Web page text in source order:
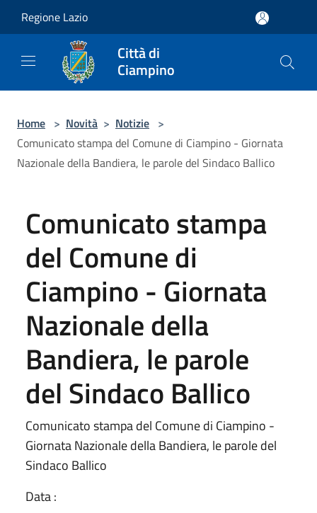
Regione Lazio
Città di
Ciampino
Home > Novità > Notizie >
Comunicato stampa del Comune di Ciampino - Giornata
Nazionale della Bandiera, le parole del Sindaco Ballico
Comunicato stampa
del Comune di
Ciampino - Giornata
Nazionale della
Bandiera, le parole
del Sindaco Ballico
Comunicato stampa del Comune di Ciampino -
Giornata Nazionale della Bandiera, le parole del
Sindaco Ballico
Data :